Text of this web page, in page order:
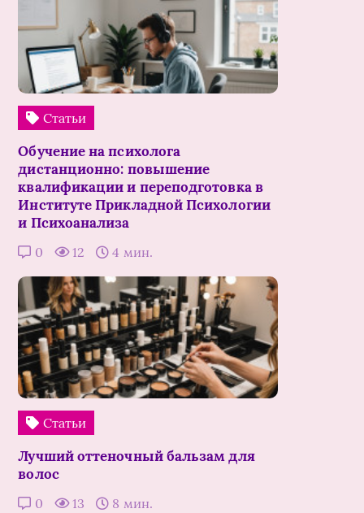
Статьи
Обучение на психолога
дистанционно: повышение
квалификации и переподготовка в
Институте Прикладной Психологии
и Психоанализа
0 12 4 мин.
Статьи
Лучший оттеночный бальзам для
волос
0 13 8 мин.